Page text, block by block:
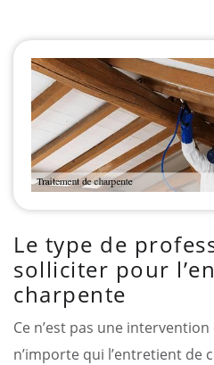
Le type de
solliciter pour
charpente
Ce n’est pas une
n’importe qui l’entretient de